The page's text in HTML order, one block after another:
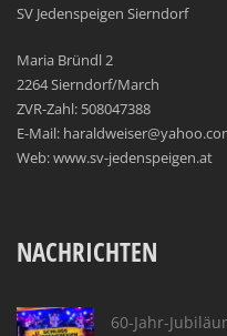
SV Jedenspeigen Sierndorf
Maria Bründl 2
2264 Sierndorf/March
ZVR-Zahl: 508047388
E-Mail:
Web: www.sv-jedenspeigen.at
NACHRICHTEN
60-Jahr-